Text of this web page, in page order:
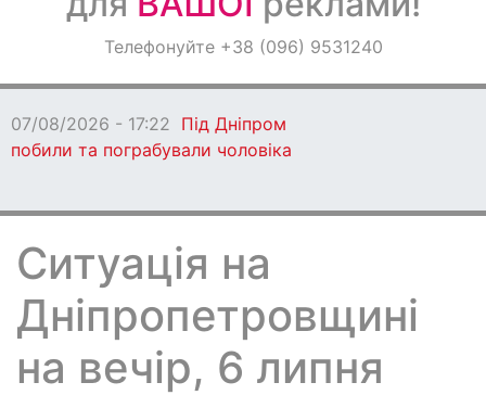
ОголошенняТелефонуйте +38 (096) 9531240
07/08/2026 - 17:22 Під Дніпром
побили та пограбували чоловіка
Ситуація на
Дніпропетровщині
на вечір, 6 липня